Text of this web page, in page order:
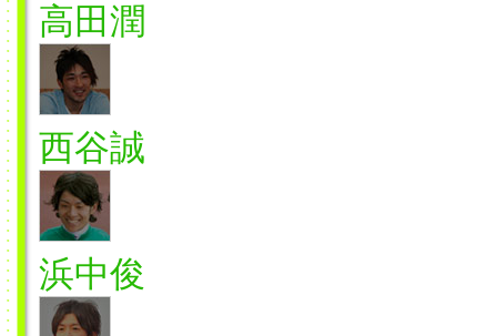
高田潤
西谷誠
浜中俊